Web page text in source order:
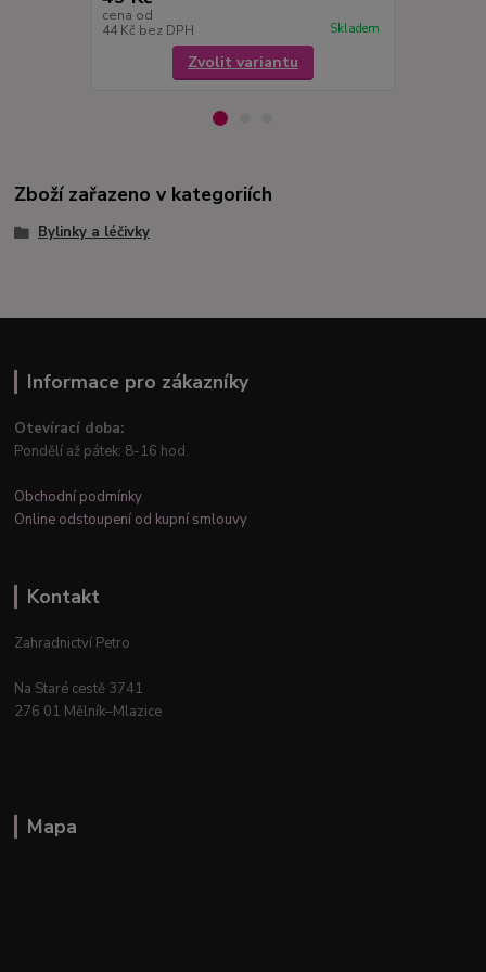
cena od
44 Kč bez DPH Skladem
Zvolit variantu
Zboží zařazeno v kategoriích
Bylinky a léčivky
Informace pro zákazníky
Otevírací doba:
Pondělí až pátek: 8-16 hod.
Obchodní podmínky
Online odstoupení od kupní smlouvy
Kontakt
Zahradnictví Petro
Na Staré cestě 3741
276 01 Mělník–Mlazice
Mapa